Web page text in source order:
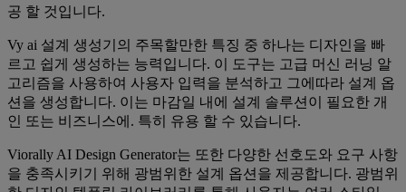
공 할 것입니다.
Vy ai 설계 생성기의 주목할만한 특징 중 하나는 디자인을 빠
르고 쉽게 생성하는 능력입니다. 이 도구는 고급 머신 러닝 알
고리즘을 사용하여 사용자 입력을 분석하고 그에따라 설계 옵
션을 생성합니다. 이는 마감일 내에 설계 솔루션이 필요한 개
인 또는 비즈니스에. 특히 유용 할 수 있습니다.
Viorally AI Design Generator는 또한 다양한 선호도와 요구 사항
을 충족시키기 위해 광범위한 설계 옵션을 제공합니다. 광범위